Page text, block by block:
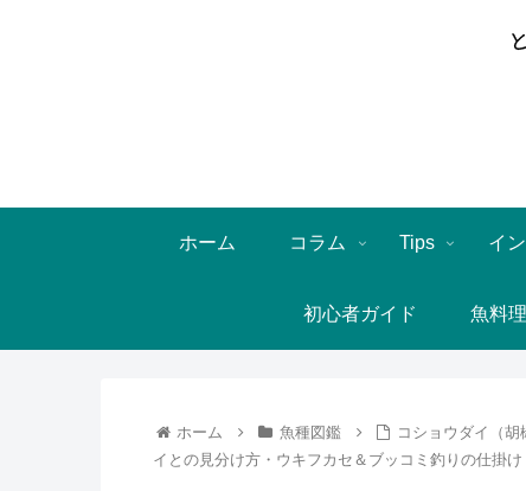
ホーム コラム Tips イ
初心者ガイド 魚料
ホーム 魚種図鑑
コショウダイ（
イとの見分け方・ウキフカセ＆ブッコミ釣りの仕掛